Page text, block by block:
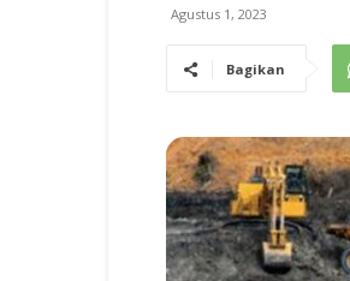
Agustus 1, 2023
Bagikan